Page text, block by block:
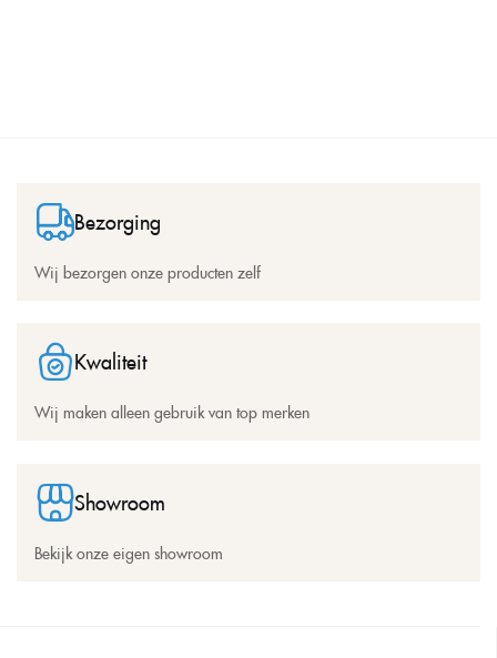
Bezorging
Wij bezorgen onze producten zelf
Kwaliteit
Wij maken alleen gebruik van top merken
Showroom
Bekijk onze eigen showroom